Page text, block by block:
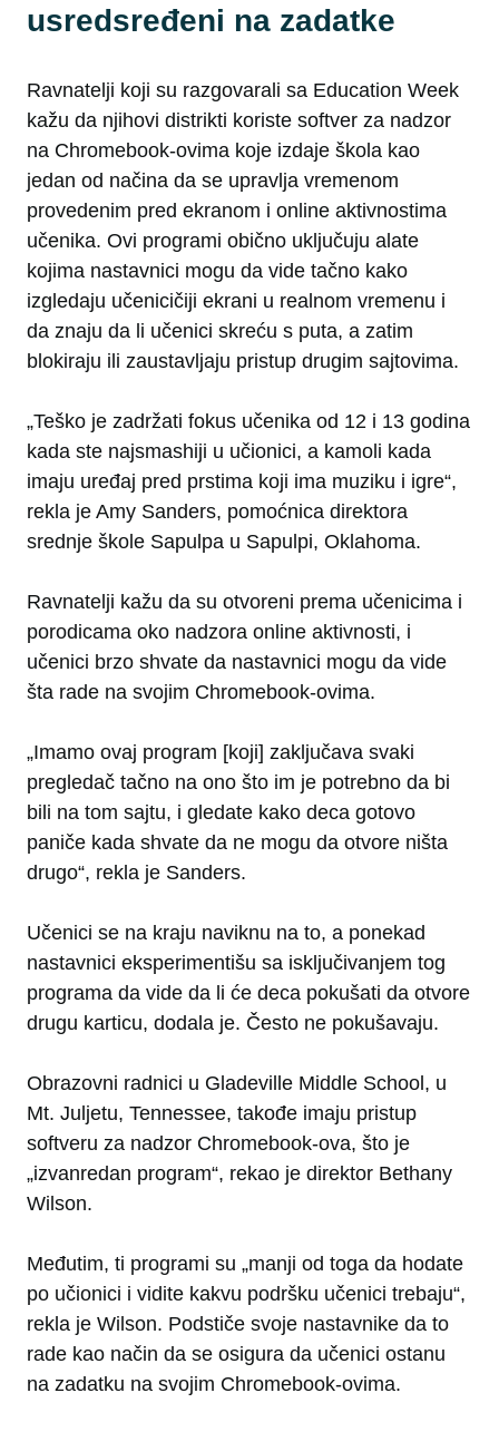
usredsređeni na zadatke
Ravnatelji koji su razgovarali sa Education Week
kažu da njihovi distrikti koriste softver za nadzor
na Chromebook-ovima koje izdaje škola kao
jedan od načina da se upravlja vremenom
provedenim pred ekranom i online aktivnostima
učenika. Ovi programi obično uključuju alate
kojima nastavnici mogu da vide tačno kako
izgledaju učenicičiji ekrani u realnom vremenu i
da znaju da li učenici skreću s puta, a zatim
blokiraju ili zaustavljaju pristup drugim sajtovima.
„Teško je zadržati fokus učenika od 12 i 13 godina
kada ste najsmashiji u učionici, a kamoli kada
imaju uređaj pred prstima koji ima muziku i igre“,
rekla je Amy Sanders, pomoćnica direktora
srednje škole Sapulpa u Sapulpi, Oklahoma.
Ravnatelji kažu da su otvoreni prema učenicima i
porodicama oko nadzora online aktivnosti, i
učenici brzo shvate da nastavnici mogu da vide
šta rade na svojim Chromebook-ovima.
„Imamo ovaj program [koji] zaključava svaki
pregledač tačno na ono što im je potrebno da bi
bili na tom sajtu, i gledate kako deca gotovo
paniče kada shvate da ne mogu da otvore ništa
drugo“, rekla je Sanders.
Učenici se na kraju naviknu na to, a ponekad
nastavnici eksperimentišu sa isključivanjem tog
programa da vide da li će deca pokušati da otvore
drugu karticu, dodala je. Često ne pokušavaju.
Obrazovni radnici u Gladeville Middle School, u
Mt. Juljetu, Tennessee, takođe imaju pristup
softveru za nadzor Chromebook-ova, što je
„izvanredan program“, rekao je direktor Bethany
Wilson.
Međutim, ti programi su „manji od toga da hodate
po učionici i vidite kakvu podršku učenici trebaju“,
rekla je Wilson. Podstiče svoje nastavnike da to
rade kao način da se osigura da učenici ostanu
na zadatku na svojim Chromebook-ovima.